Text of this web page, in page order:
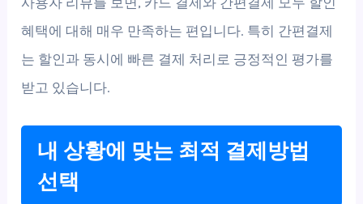
혜택에 대해 매우 만족하는 편입니다. 특히 간편결제
는 할인과 동시에 빠른 결제 처리로 긍정적인 평가를
받고 있습니다.
내 상황에 맞는 최적 결제방법
선택